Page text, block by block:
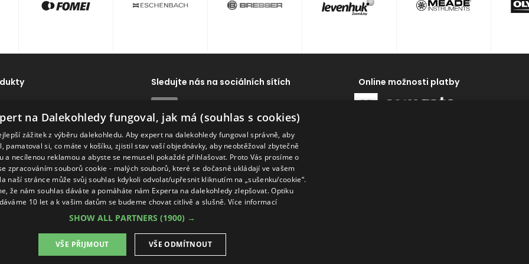
Dálkoměry
Naše značky
Sledujte nás na sociálních sítích Online možnosti platby
na Dalekohledy fungoval, jak má (souhlas s cookies)
zážitek z výběru dalekohledu. Aby expert na dalekohledy fungoval správně, aby
pamatoval si, co máte v košíku, zjistil stav vaší objednávky, aby neobtěžoval zbytečně
a necílenou reklamou a abyste se nemuseli pokaždé přihlašovat. Proto Vás prosíme o
zpracováním souborů cookie - malých souborů, které se dočasně ukládají ve vašem
naší stránce může svůj souhlas kdykoli odvolat/upřesnit kliknutím na „sušenku/cookie“.
že nám souhlas dáváte a pomáháte nám Experta na dalekohledy zlepšovat. Optiku
10 let a k vašim datům se budeme chovat citlivě a slušně.Více informací
SHOW ALL PARTNERS (1900) →
VŠE PŘIJMOUT VŠE ODMÍTNOUT